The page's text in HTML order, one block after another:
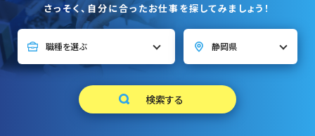
さっそく、自分に合ったお仕事を探してみましょう！